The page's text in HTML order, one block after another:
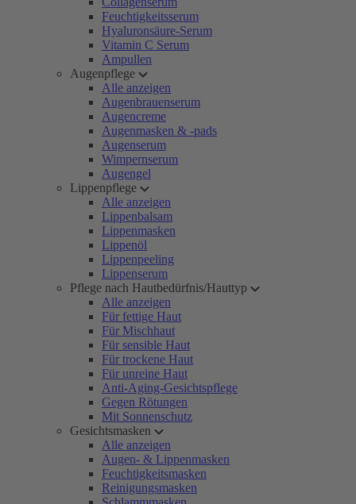
Feuchtigkeitsserum
Hyaluronsäure-Serum
Vitamin C Serum
Ampullen
Augenpflege
Alle anzeigen
Augenbrauenserum
Augencreme
Augenmasken & -pads
Augenserum
Wimpernserum
Augengel
Lippenpflege
Alle anzeigen
Lippenbalsam
Lippenmasken
Lippenöl
Lippenpeeling
Lippenserum
Pflege nach Hautbedürfnis/Hauttyp
Alle anzeigen
Für fettige Haut
Für Mischhaut
Für sensible Haut
Für trockene Haut
Für unreine Haut
Anti-Aging-Gesichtspflege
Gegen Rötungen
Mit Sonnenschutz
Gesichtsmasken
Alle anzeigen
Augen- & Lippenmasken
Feuchtigkeitsmasken
Reinigungsmasken